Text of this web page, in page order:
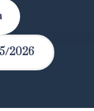
2026